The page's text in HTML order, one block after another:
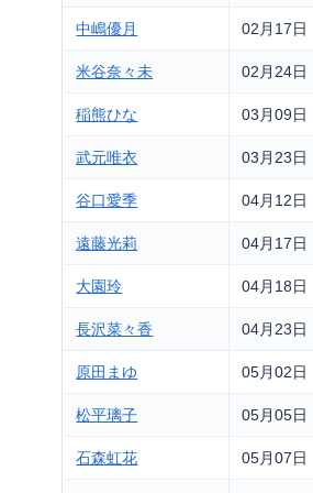
中嶋優月 02月17日
米谷奈々未 02月24日
稲熊ひな 03月09日
武元唯衣 03月23日
谷口愛季 04月12日
遠藤光莉 04月17日
大園玲 04月18日
長沢菜々香 04月23日
原田まゆ 05月02日
松平璃子 05月05日
石森虹花 05月07日